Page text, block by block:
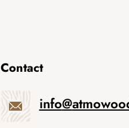
Contact
info@